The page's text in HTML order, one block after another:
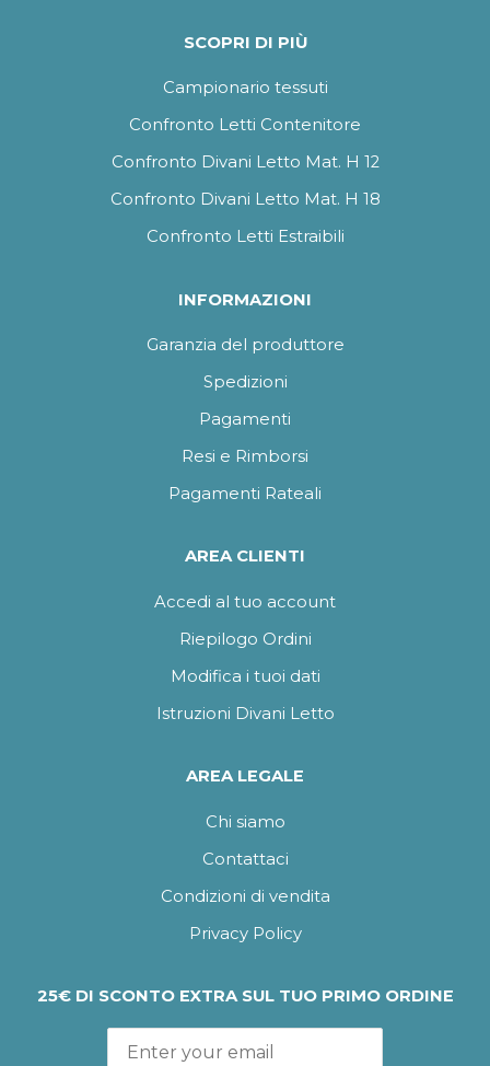
SCOPRI DI PIÙ
Campionario tessuti
Confronto Letti Contenitore
Confronto Divani Letto Mat. H 12
Confronto Divani Letto Mat. H 18
Confronto Letti Estraibili
INFORMAZIONI
Garanzia del produttore
Spedizioni
Pagamenti
Resi e Rimborsi
Pagamenti Rateali
AREA CLIENTI
Accedi al tuo account
Riepilogo Ordini
Modifica i tuoi dati
Istruzioni Divani Letto
AREA LEGALE
Chi siamo
Contattaci
Condizioni di vendita
Privacy Policy
25€ DI SCONTO EXTRA SUL TUO PRIMO ORDINE